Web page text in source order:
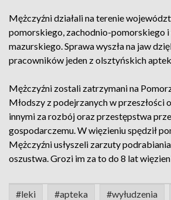
Mężczyźni działali na terenie
pomorskiego, zachodnio-pomorskiego
mazurskiego. Sprawa wyszła na jaw
pracowników jeden z olsztyńskich
Mężczyźni zostali zatrzymani na
Młodszy z podejrzanych w przeszłości
innymi za rozbój oraz przestępstwa
gospodarczemu. W więzieniu spędził
Mężczyźni usłyszeli zarzuty
oszustwa. Grozi im za to do 8 lat
#leki #apteka #wyłudzenia